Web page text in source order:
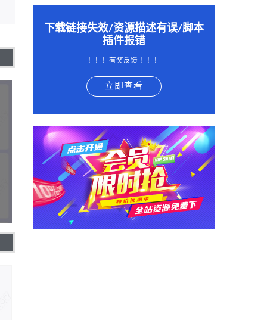
下载链接失效/资源描述有误/脚本
插件报错
！！！有奖反馈 ！！！
立即查看